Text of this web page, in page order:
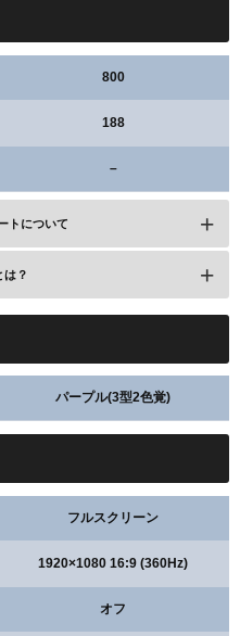
800
188
–
トについて
は？
パープル(3型2色覚)
フルスクリーン
1920×1080 16:9 (360Hz)
オフ